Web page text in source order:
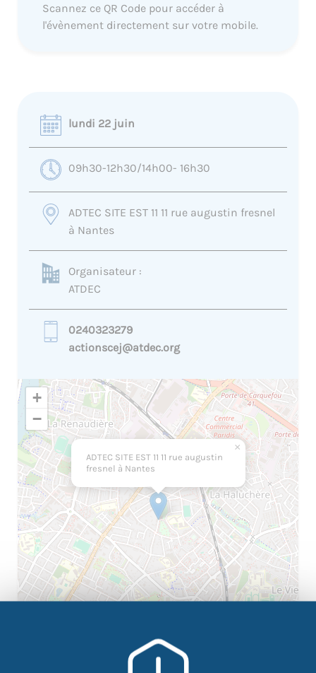
Scannez ce QR Code pour accéder à
l'évènement directement sur votre mobile.
lundi 22 juin
09h30-12h30/14h00- 16h30
ADTEC SITE EST 11 11 rue augustin fresnel
à Nantes
Organisateur :
ATDEC
0240323279
actionscej@atdec.org
ADTEC SITE EST 11 11 rue augustin
fresnel à Nantes
×
+
−
Leaflet |©OpenStreetMap